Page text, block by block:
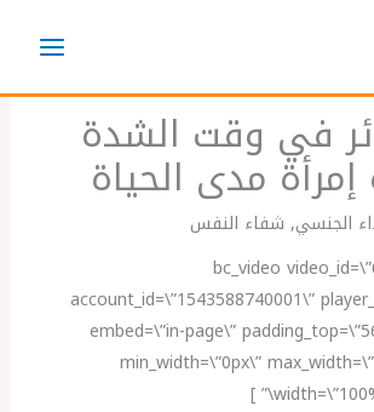
في وقت الشدة
إمرأة مدى الحياة
الجنسي, شفاء النفس
[bc_video
account_id=\”1543588740001\”
embed=\”in-page\”
min_width=\”0px\”